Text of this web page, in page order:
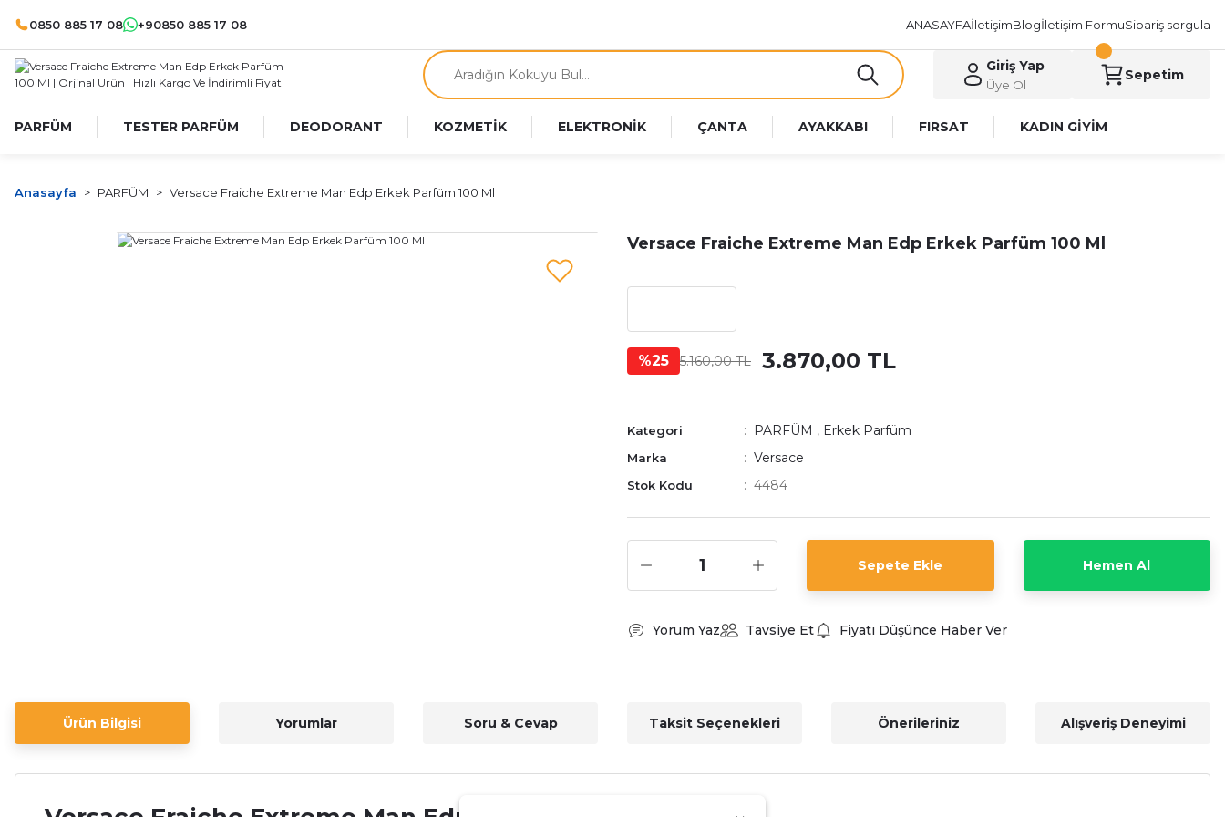
0850 885 17 08 +90850 885 17 08 ANASAYFAİletişimBlogİletişim FormuSipariş sorgula
Giriş Yap
Üye Ol
Sepetim
PARFÜM TESTER PARFÜM DEODORANT KOZMETİK ELEKTRONİK ÇANTA AYAKKABI FIRSAT KADIN GİYİM
Anasayfa PARFÜM Versace Fraiche Extreme Man Edp Erkek Parfüm 100 Ml
Versace Fraiche Extreme Man Edp Erkek Parfüm 100 Ml
%25 5.160,00 TL 3.870,00 TL
Kategori PARFÜM , Erkek Parfüm
Marka Versace
Stok Kodu 4484
Sepete Ekle Hemen Al
Yorum Yaz Tavsiye Et Fiyatı Düşünce Haber Ver
Ürün Bilgisi Yorumlar Soru & Cevap Taksit Seçenekleri Önerileriniz Alışveriş Deneyimi